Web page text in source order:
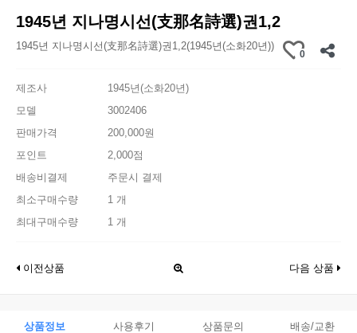
1945년 지나명시선(支那名詩選)권1,2
1945년 지나명시선(支那名詩選)권1,2(1945년(소화20년))
0
제조사
1945년(소화20년)
모델
3002406
판매가격
200,000원
포인트
2,000점
배송비결제
주문시 결제
최소구매수량
1 개
최대구매수량
1 개
이전상품 다음 상품
상품정보 사용후기 상품문의 배송/교환